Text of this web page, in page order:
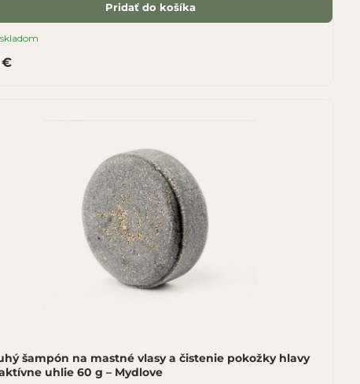
skladom
€
Pridať do košíka
šampón na mastné vlasy a čistenie pokožky hlavy
uhlie 60 g – Mydlove